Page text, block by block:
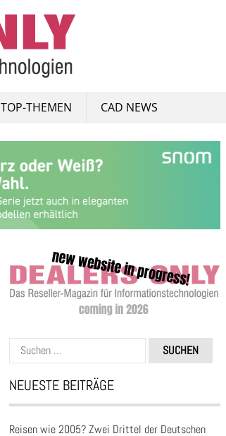
TOP-THEMEN CAD NEWS
Suchen
nach:
NEUESTE BEITRÄGE
Reisen wie 2005? Zwei Drittel der Deutschen